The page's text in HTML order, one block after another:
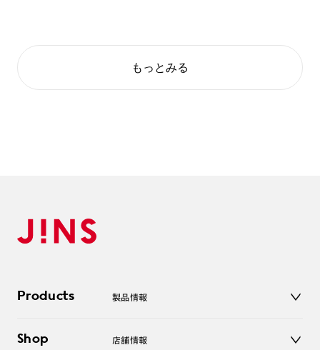
もっとみる
Products 製品情報
サングラス
Shop 店舗情報